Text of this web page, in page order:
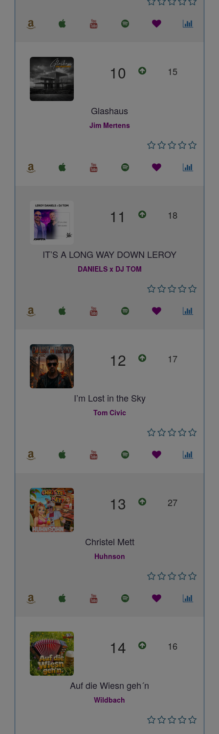
10 15
Glashaus
Jim Mertens
11 18
IT’S A LONG WAY DOWN LEROY
DANIELS x DJ TOM
12 17
I’m Lost in the Sky
Tom Civic
13 27
Christel Mett
Huhnson
14 16
Auf die Wiesn geh´n
Wildbach